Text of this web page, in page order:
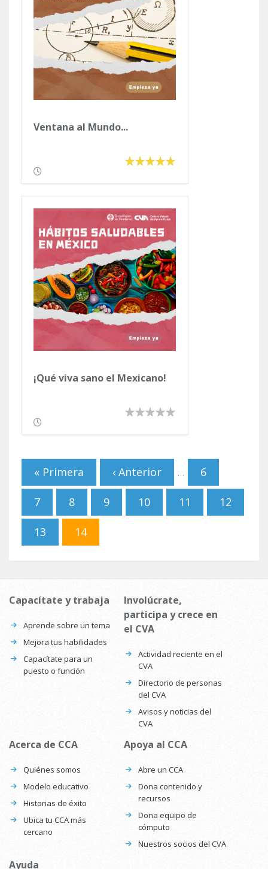
Ventana al Mundo...
¡Qué viva sano el Mexicano!
Páginas
« Primera ‹ Anterior … 6
7 8 9 10 11 12
13 14
Capacítate y trabaja
Aprende sobre un tema
Mejora tus habilidades
Capacítate para un
puesto o función
Involúcrate,
participa y crece en
el CVA
Actividad reciente en el
CVA
Directorio de personas
del CVA
Avisos y noticias del
CVA
Acerca de CCA
Quiénes somos
Modelo educativo
Historias de éxito
Ubica tu CCA más
cercano
Apoya al CCA
Abre un CCA
Dona contenido y
recursos
Dona equipo de
cómputo
Nuestros socios del CVA
Ayuda